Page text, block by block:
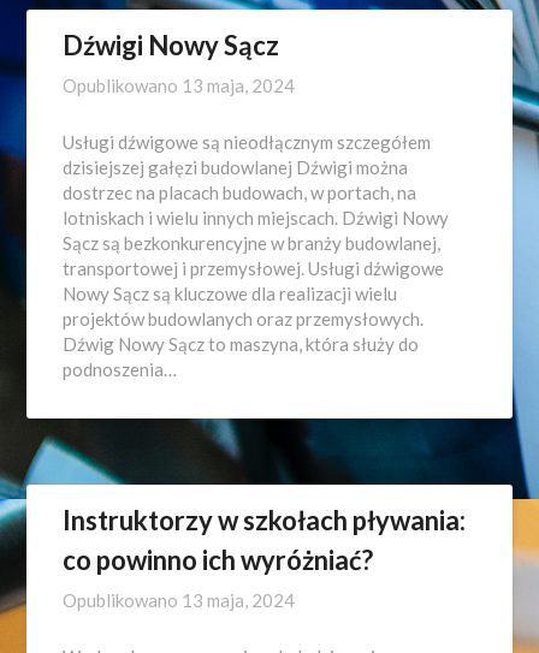
Dźwigi Nowy Sącz
Opublikowano 13 maja, 2024
Usługi dźwigowe są nieodłącznym szczegółem
dzisiejszej gałęzi budowlanej Dźwigi można
dostrzec na placach budowach, w portach, na
lotniskach i wielu innych miejscach. Dźwigi Nowy
Sącz są bezkonkurencyjne w branży budowlanej,
transportowej i przemysłowej. Usługi dźwigowe
Nowy Sącz są kluczowe dla realizacji wielu
projektów budowlanych oraz przemysłowych.
Dźwig Nowy Sącz to maszyna, która służy do
podnoszenia…
Instruktorzy w szkołach pływania:
co powinno ich wyróżniać?
Opublikowano 13 maja, 2024